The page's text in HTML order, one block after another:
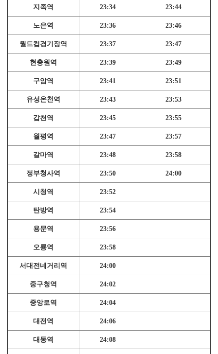
지족역 23:34 23:44
노은역 23:36 23:46
월드컵경기장역 23:37 23:47
현충원역 23:39 23:49
구암역 23:41 23:51
유성온천역 23:43 23:53
갑천역 23:45 23:55
월평역 23:47 23:57
갈마역 23:48 23:58
정부청사역 23:50 24:00
시청역 23:52
탄방역 23:54
용문역 23:56
오룡역 23:58
서대전네거리역 24:00
중구청역 24:02
중앙로역 24:04
대전역 24:06
대동역 24:08